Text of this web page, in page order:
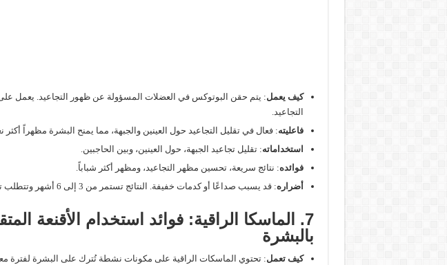
كيف يعمل: يتم حقن البوتوكس في العضلات المسؤولة عن ظهور التجاعيد. يعمل على
التجاعيد.
فاعليته: فعال في تقليل التجاعيد حول العينين والجبهة، مما يمنح البشرة مظهراً أكثر
استخداماته: تقليل تجاعيد الجبهة، حول العينين، وبين الحاجبين.
فوائده: نتائج سريعة، تحسين مظهر التجاعيد، ومظهر أكثر شباباً.
أضراره: قد يسبب صداعًا أو كدمات خفيفة. النتائج تستمر من 3 إلى 6 أشهر وتتطلب تجديدها.
7. الماسكا الراقية: فوائد استخدام الأقنعة
بالبشرة
كيف تعمل: تحتوي الماسكات الراقية على مكونات نشطة تُترك على البشرة لفترة